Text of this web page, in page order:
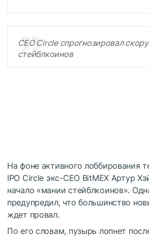
CEO Circle спрогнозировал
стейблкоинов
На фоне активного лоббирования
IPO Circle экс-СЕО BitMEX Артур
начало «мании стейблкоинов».
предупредил, что большинство
ждет провал.
По его словам, пузырь лопнет